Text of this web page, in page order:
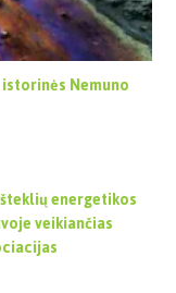
Nemuno
energetikos
veikiančias